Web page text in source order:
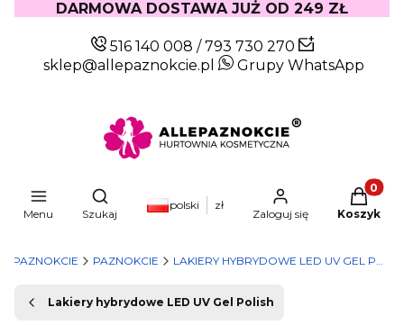
DARMOWA DOSTAWA JUŻ OD 249 ZŁ
516 140 008 /793 730 270
sklep@allepaznokcie.pl
Grupy WhatsApp
Menu
Otwórz wyszukiwarkę
Szukaj
polski zł
Zaloguj się Koszyk
PAZNOKCIE LAKIERY HYBRYDOWE LED UV GEL POLISH
Lakiery hybrydowe LED UV Gel Polish